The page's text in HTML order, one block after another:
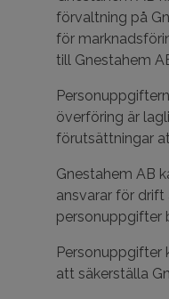
förvaltning på
för
till Gnestahem
överföring är
förutsättningar
Gnestahem AB
ansvarar för
personuppgifter
att säkerställa